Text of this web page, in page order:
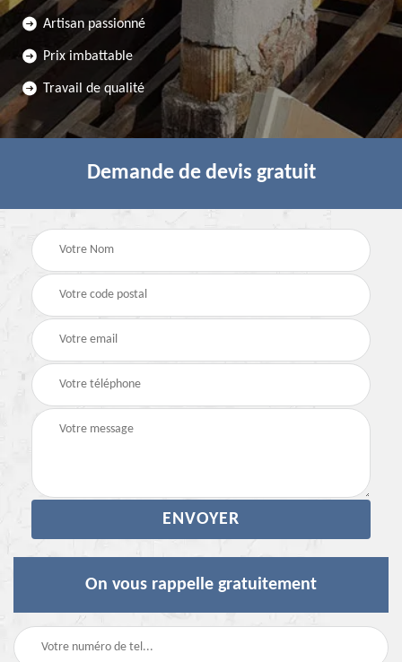
Artisan passionné
Prix imbattable
Travail de qualité
Demande de devis gratuit
On vous rappelle gratuitement